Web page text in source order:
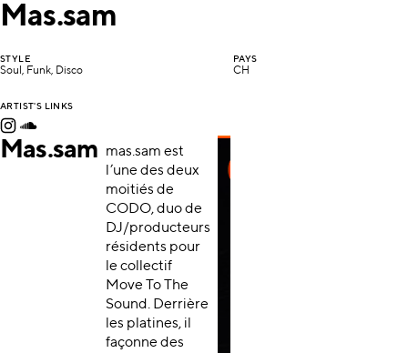
Mas.sam
STYLE
Soul, Funk, Disco
PAYS
CH
ARTIST'S LINKS
Mas.sam
mas.sam est
l’une des deux
moitiés de
CODO, duo de
DJ/producteurs
résidents pour
le collectif
Move To The
Sound. Derrière
les platines, il
façonne des